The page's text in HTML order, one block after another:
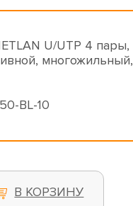
U/UTP 4 пары,
многожильный,
BL-10
В КОРЗИНУ